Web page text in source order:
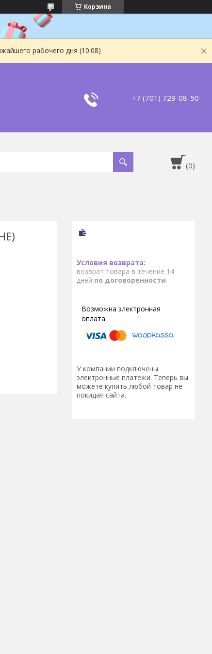
Корзина
рабочего дня (10.08)
+7 (701) 729-08-50
возврат товара в течение 14
дней по договоренности
У компании подключены
электронные платежи. Теперь вы
можете купить любой товар не
покидая сайта.